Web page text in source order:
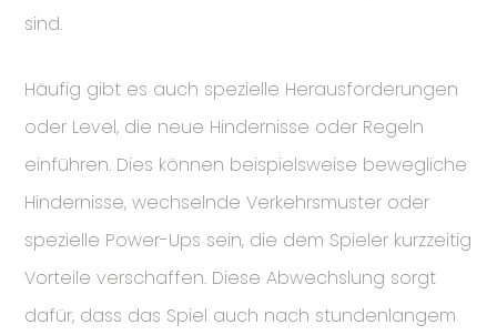
sind.
Häufig gibt es auch spezielle Herausforderungen
oder Level, die neue Hindernisse oder Regeln
einführen. Dies können beispielsweise bewegliche
Hindernisse, wechselnde Verkehrsmuster oder
spezielle Power-Ups sein, die dem Spieler kurzzeitig
Vorteile verschaffen. Diese Abwechslung sorgt
dafür, dass das Spiel auch nach stundenlangem